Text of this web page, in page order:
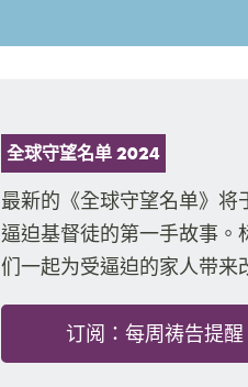
全球守望名单 2024
最新的《全球守望名单》
逼迫基督徒的第一手故事
们一起为受逼迫的家人带来
订阅：每周祷告提醒